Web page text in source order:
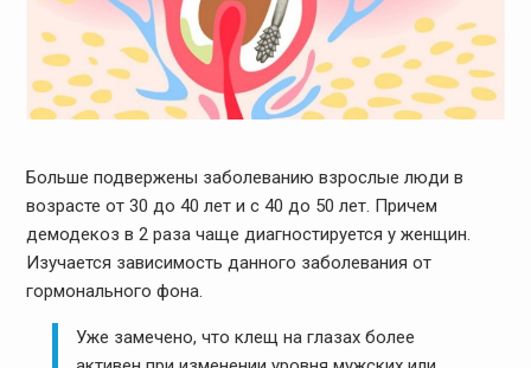
Больше подвержены заболеванию взрослые люди в
возрасте от 30 до 40 лет и с 40 до 50 лет. Причем
демодекоз в 2 раза чаще диагностируется у женщин.
Изучается зависимость данного заболевания от
гормонального фона.
Уже замечено, что клещ на глазах более